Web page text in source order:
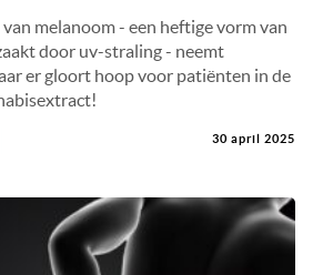
melanoom - een heftige vorm van
door uv-straling - neemt
er gloort hoop voor patiënten in de
30 april 2025